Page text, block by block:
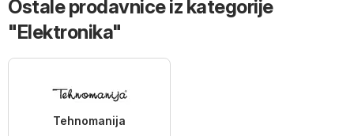
Ostale prodavnice iz kategorije
"Elektronika"
Tehnomanija